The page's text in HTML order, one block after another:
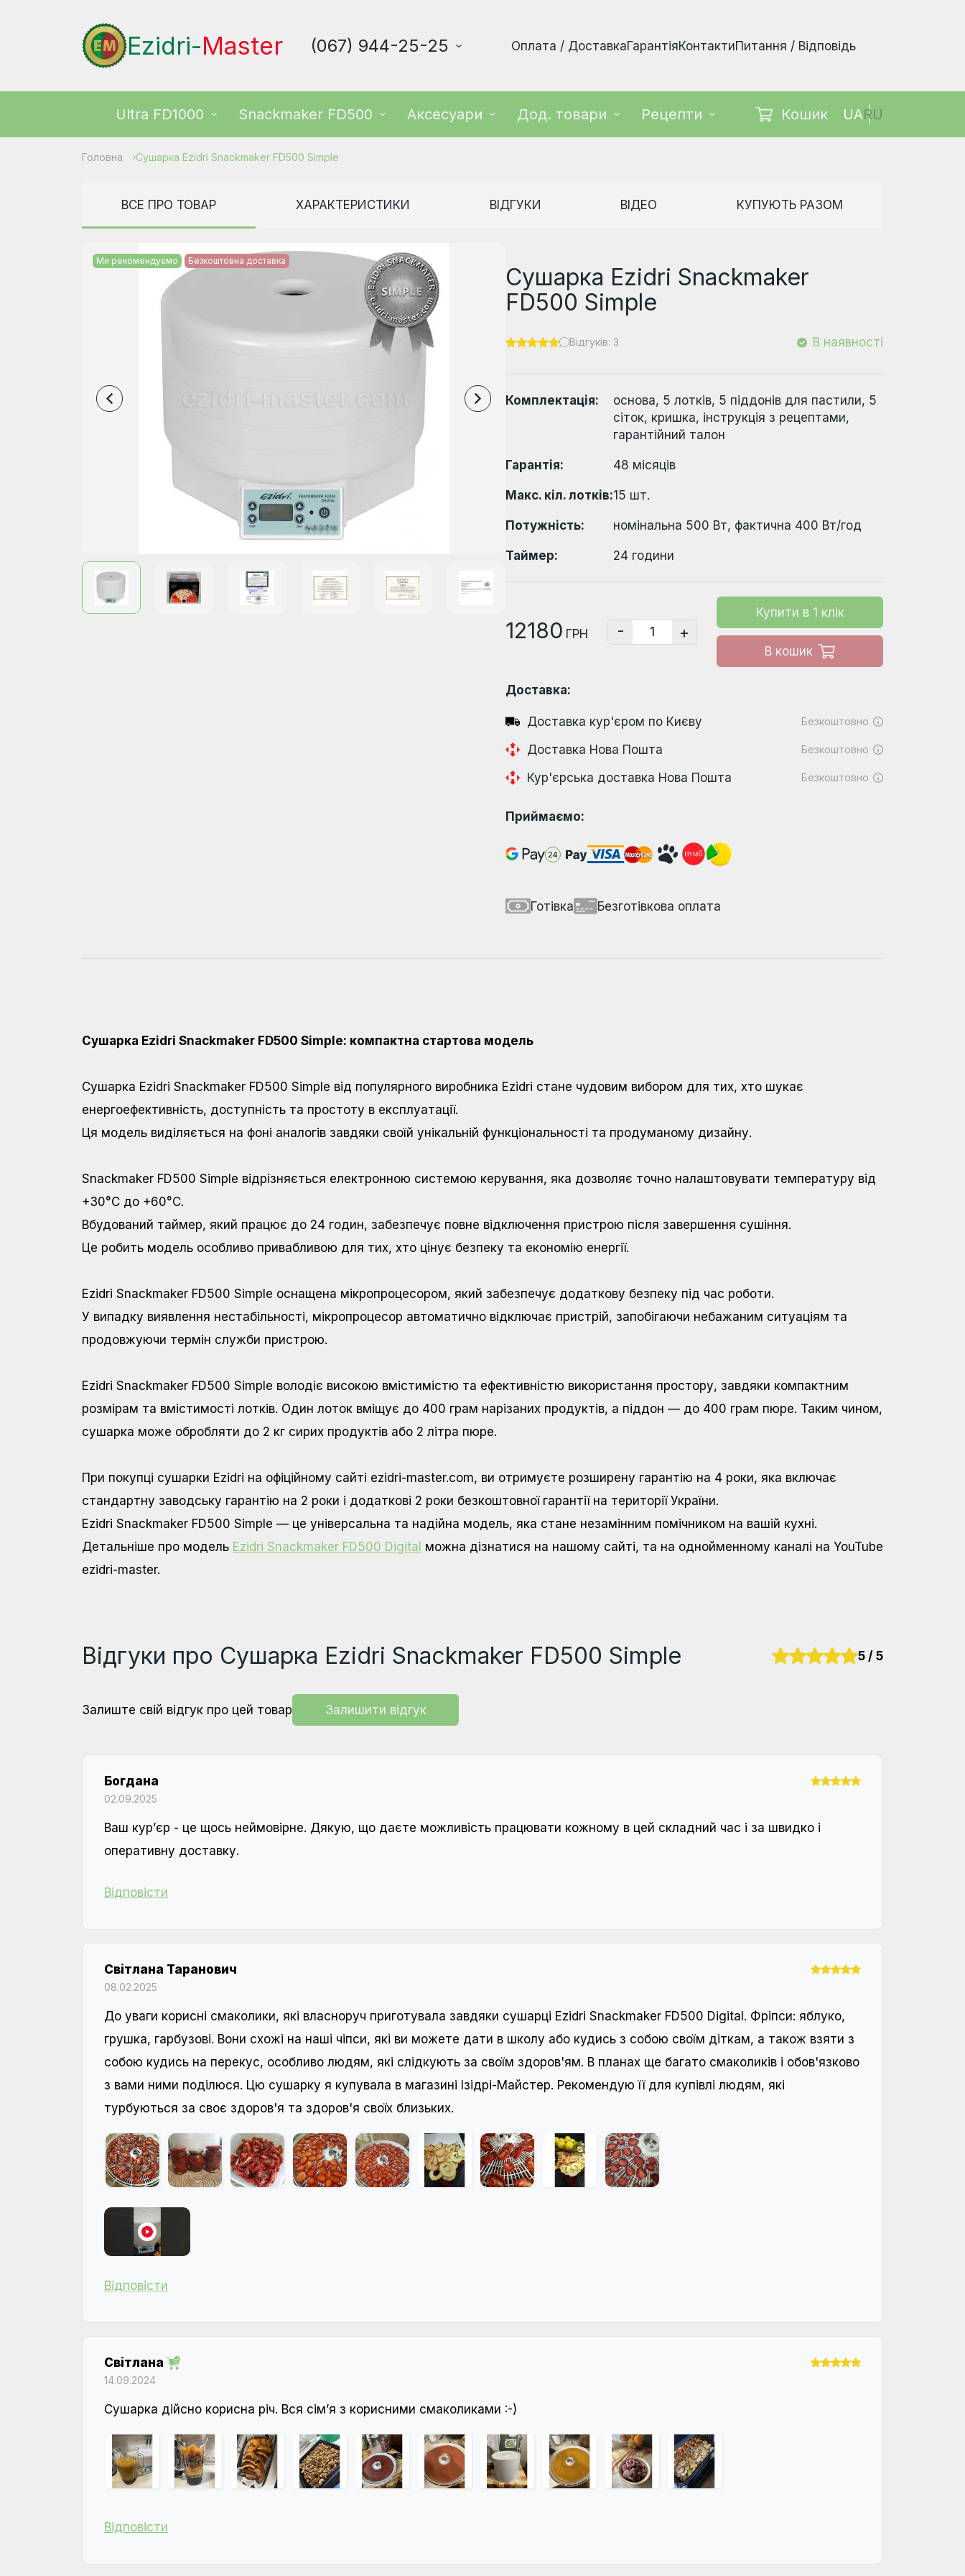
Ezidri-Master (067) 944-25-25 Оплата / ДоставкаГарантіяКонтактиПитання / Відповідь
Ultra FD1000 Snackmaker FD500 Аксесуари Дод. товари Рецепти Кошик UARU
Головна Сушарка Ezidri Snackmaker FD500 Simple
ВСЕ ПРО ТОВАР ХАРАКТЕРИСТИКИ ВІДГУКИ ВІДЕО КУПУЮТЬ РАЗОМ
Ми рекомендуємо Безкоштовна доставка
Сушарка Ezidri Snackmaker
FD500 Simple
Відгуків: 3 В наявності
Комплектація:
основа, 5 лотків, 5 піддонів для пастили, 5
сіток, кришка, інструкція з рецептами,
гарантійний талон
Гарантія: 48 місяців
Макс. кіл. лотків:15 шт.
Потужність: номінальна 500 Вт, фактична 400 Вт/год
Таймер: 24 години
12180 ГРН - +
Купити в 1 клік
В кошик
Доставка:
Доставка кур'єром по Києву Безкоштовно
Доставка Нова Пошта Безкоштовно
Кур'єрська доставка Нова Пошта Безкоштовно
Приймаємо:
Готівка Безготівкова оплата
Сушарка Ezidri Snackmaker FD500 Simple: компактна стартова модель
Сушарка Ezidri Snackmaker FD500 Simple від популярного виробника Ezidri стане чудовим вибором для тих, хто шукає
енергоефективність, доступність та простоту в експлуатації.
Ця модель виділяється на фоні аналогів завдяки своїй унікальній функціональності та продуманому дизайну.
Snackmaker FD500 Simple відрізняється електронною системою керування, яка дозволяє точно налаштовувати температуру від
+30°C до +60°C.
Вбудований таймер, який працює до 24 годин, забезпечує повне відключення пристрою після завершення сушіння.
Це робить модель особливо привабливою для тих, хто цінує безпеку та економію енергії.
Ezidri Snackmaker FD500 Simple оснащена мікропроцесором, який забезпечує додаткову безпеку під час роботи.
У випадку виявлення нестабільності, мікропроцесор автоматично відключає пристрій, запобігаючи небажаним ситуаціям та
продовжуючи термін служби пристрою.
Ezidri Snackmaker FD500 Simple володіє високою вмістимістю та ефективністю використання простору, завдяки компактним
розмірам та вмістимості лотків. Один лоток вміщує до 400 грам нарізаних продуктів, а піддон — до 400 грам пюре. Таким чином,
сушарка може обробляти до 2 кг сирих продуктів або 2 літра пюре.
При покупці сушарки Ezidri на офіційному сайті ezidri-master.com, ви отримуєте розширену гарантію на 4 роки, яка включає
стандартну заводську гарантію на 2 роки і додаткові 2 роки безкоштовної гарантії на території України.
Ezidri Snackmaker FD500 Simple — це універсальна та надійна модель, яка стане незамінним помічником на вашій кухні.
Детальніше про модель Ezidri Snackmaker FD500 Digital можна дізнатися на нашому сайті, та на однойменному каналі на YouTube
ezidri-master.
Відгуки про Сушарка Ezidri Snackmaker FD500 Simple 5 / 5
Залиште свій відгук про цей товар Залишити відгук
Богдана
02.09.2025
Ваш курʼєр - це щось неймовірне. Дякую, що даєте можливість працювати кожному в цей складний час і за швидко і
оперативну доставку.
Відповісти
Світлана Таранович
08.02.2025
До уваги корисні смаколики, які власноруч приготувала завдяки сушарці Ezidri Snackmaker FD500 Digital. Фріпси: яблуко,
грушка, гарбузові. Вони схожі на наші чіпси, які ви можете дати в школу або кудись з собою своїм діткам, а також взяти з
собою кудись на перекус, особливо людям, які слідкують за своїм здоров'ям. В планах ще багато смаколиків і обов'язково
з вами ними поділюся. Цю сушарку я купувала в магазині Ізідрі-Майстер. Рекомендую її для купівлі людям, які
турбуються за своє здоров'я та здоров'я своїх близьких.
Відповісти
Світлана
14.09.2024
Сушарка дійсно корисна річ. Вся сімʼя з корисними смаколиками :-)
Відповісти